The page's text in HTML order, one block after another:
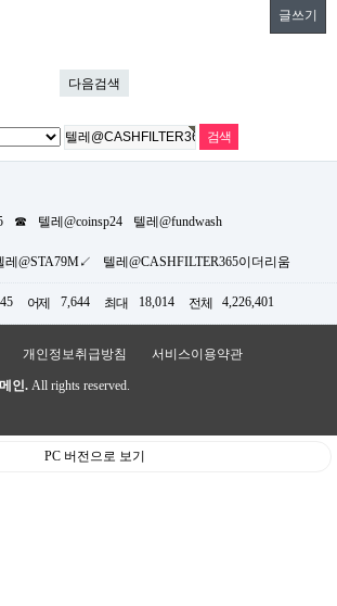
글쓰기
다음검색
☎ 텔레@coinsp24 텔레@fundwash
레@STA79M↙ 텔레@CASHFILTER365이더리움
어제 7,644 최대 18,014 전체 4,226,401
개인정보취급방침 서비스이용약관
인. All rights reserved.
PC 버전으로 보기